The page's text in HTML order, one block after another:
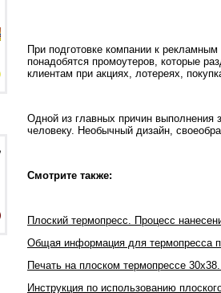
При подготовке компании к
понадобятся промоутеров, которые
клиентам при акциях, лотереях,
Одной из главных причин выполнения
человеку. Необычный дизайн,
Смотрите также:
Плоский термопресс. Процесс
Общая информация для термопресса
Печать на плоском термопрессе
Инструкция по использованию